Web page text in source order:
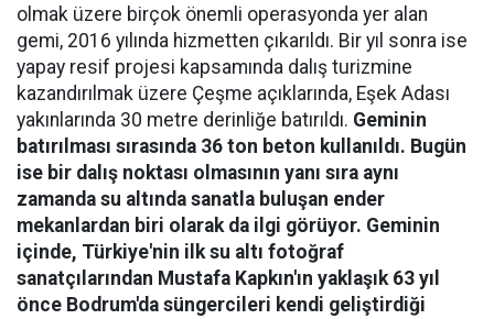
olmak üzere birçok önemli operasyonda yer alan
gemi, 2016 yılında hizmetten çıkarıldı. Bir yıl sonra ise
yapay resif projesi kapsamında dalış turizmine
kazandırılmak üzere Çeşme açıklarında, Eşek Adası
yakınlarında 30 metre derinliğe batırıldı. Geminin
batırılması sırasında 36 ton beton kullanıldı. Bugün
ise bir dalış noktası olmasının yanı sıra aynı
zamanda su altında sanatla buluşan ender
mekanlardan biri olarak da ilgi görüyor. Geminin
içinde, Türkiye'nin ilk su altı fotoğraf
sanatçılarından Mustafa Kapkın'ın yaklaşık 63 yıl
önce Bodrum'da süngercileri kendi geliştirdiği